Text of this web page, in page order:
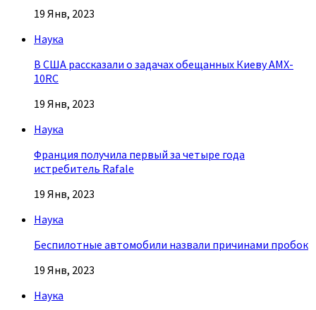
19 Янв, 2023
Наука
В США рассказали о задачах обещанных Киеву AMX-
10RC
19 Янв, 2023
Наука
Франция получила первый за четыре года
истребитель Rafale
19 Янв, 2023
Наука
Беспилотные автомобили назвали причинами пробок
19 Янв, 2023
Наука